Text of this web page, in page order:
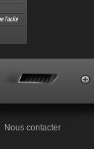
Nous contacter